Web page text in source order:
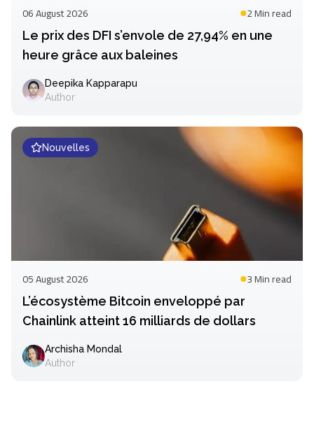
06 August 2026 2 Minread
Le prix des DFI s’envole de 27,94% en une
heure grâce aux baleines
Deepika Kapparapu
Author
Nouvelles
05 August 2026 3 Minread
L’écosystème Bitcoin enveloppé par
Chainlink atteint 16 milliards de dollars
Archisha Mondal
Author